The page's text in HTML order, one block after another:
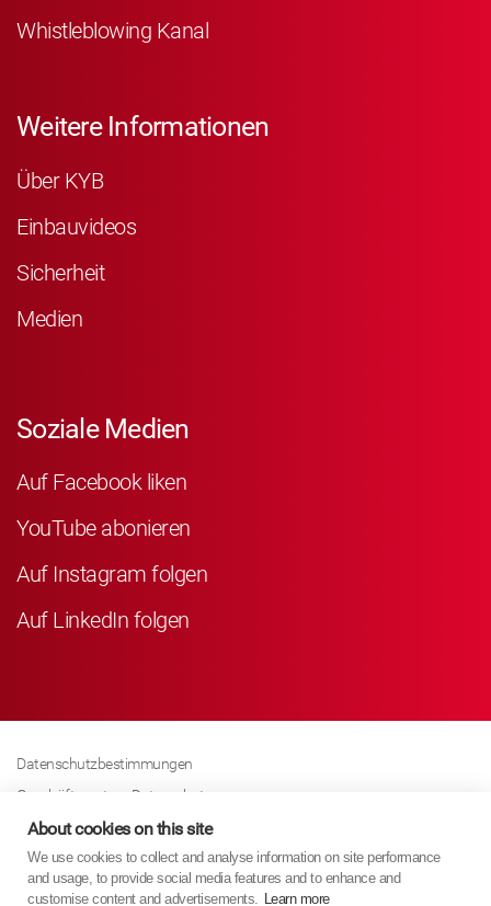
Whistleblowing Kanal
Weitere Informationen
Über KYB
Einbauvideos
Sicherheit
Medien
Soziale Medien
Auf Facebook liken
YouTube abonieren
Auf Instagram folgen
Auf LinkedIn folgen
Datenschutzbestimmungen
Geschäftspartner Datenschutz
Cookies-Richtline
Modern Slavery Act Policy
Impressum
About cookies on this site
We use cookies to collect and analyse information on site performance
and usage, to provide social media features and to enhance and
customise content and advertisements. Learn more